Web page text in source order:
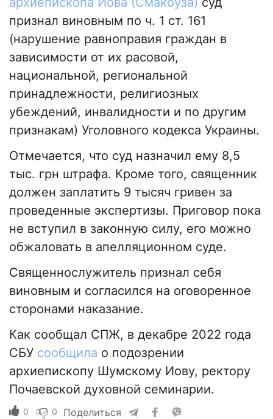
признал виновным по ч. 1 ст. 161
(нарушение равноправия граждан в
зависимости от их расовой,
национальной, региональной
принадлежности, религиозных
убеждений, инвалидности и по другим
признакам) Уголовного кодекса Украины.
Отмечается, что суд назначил ему 8,5
тыс. грн штрафа. Кроме того, священник
должен заплатить 9 тысяч гривен за
проведенные экспертизы. Приговор пока
не вступил в законную силу, его можно
обжаловать в апелляционном суде.
Священнослужитель признал себя
виновным и согласился на оговоренное
сторонами наказание.
Как сообщал СПЖ, в декабре 2022 года
СБУ сообщила о подозрении
архиепископу Шумскому Иову, ректору
Почаевской духовной семинарии.
0 0 Поделиться